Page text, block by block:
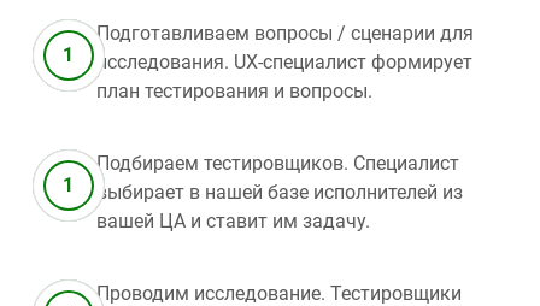
Подготавливаем вопросы / сценарии для
исследования. UX-специалист формирует
план тестирования и вопросы.
Подбираем тестировщиков. Специалист
выбирает в нашей базе исполнителей из
вашей ЦА и ставит им задачу.
Проводим исследование. Тестировщики